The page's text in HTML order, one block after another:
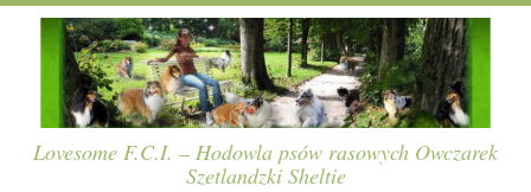
Lovesome F.C.I. – Hodowla psów rasowych Owczarek
Szetlandzki Sheltie